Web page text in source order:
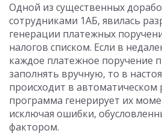
Одной из существенных
сотрудниками 1АБ, явилась
генерации платежных
налогов списком. Если в
каждое платежное поручение
заполнять вручную, то в
происходит в автоматическом
программа генерирует их
исключая ошибки,
фактором.